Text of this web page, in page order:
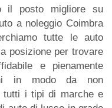
il posto migliore su
a noleggio Coimbra
tutte le auto
posizione per trovare
e pienamente
in modo da non
tutti i tipi di marche e